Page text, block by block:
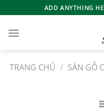
qua
nội
ADD ANYTHING
TRANG CHỦ / SÀN GỖ